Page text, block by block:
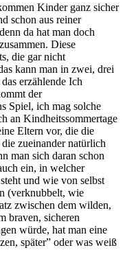
Kinder ganz sicher
schon aus reiner
da hat man doch
Diese
die gar nicht
kann man in zwei, drei
erzählende Ich
der
Spiel, ich mag solche
an Kindheitssommertage
Eltern vor, die die
zueinander natürlich
man sich daran schon
ein, in welcher
und wie von selbst
(verknubbelt, wie
zwischen dem wilden,
braven, sicheren
würde, hat man eine
später” oder was weiß